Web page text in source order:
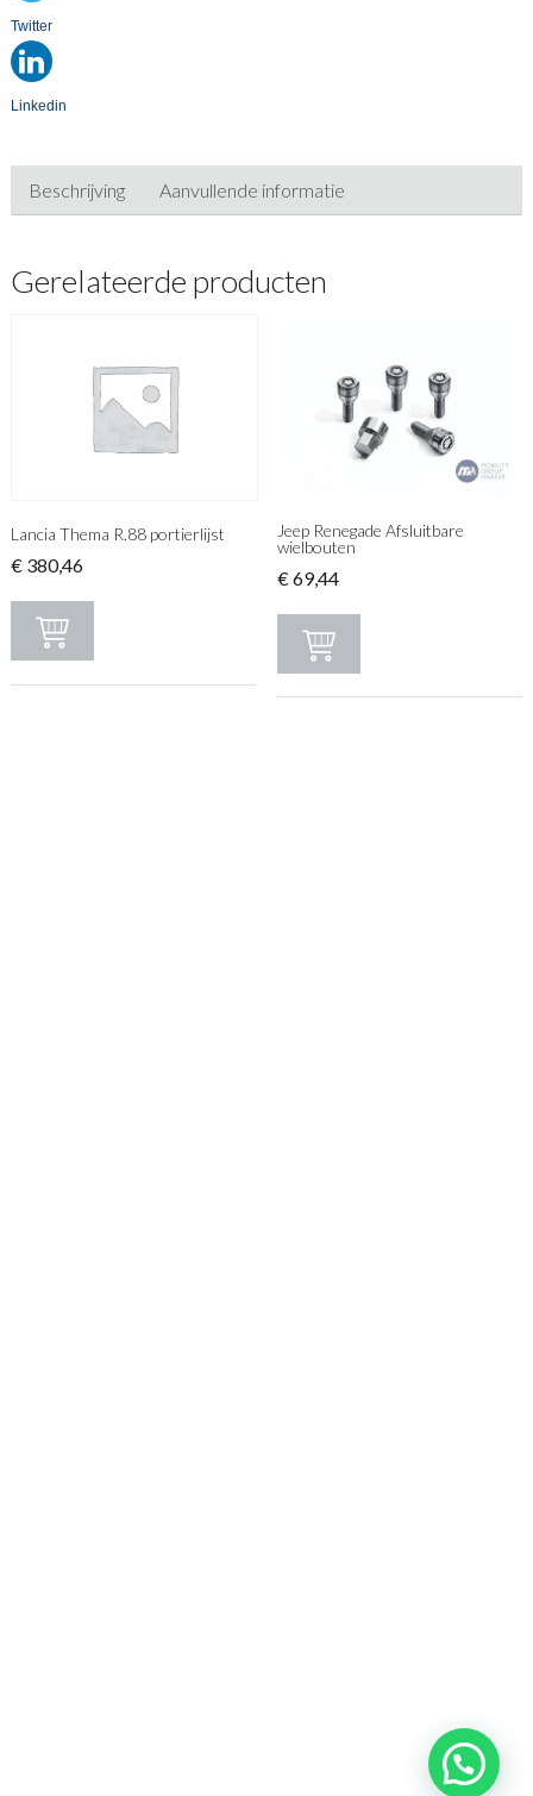
Twitter
Linkedin
Beschrijving Aanvullende informatie
Gerelateerde producten
Lancia Thema R.88 portierlijst
€380,46
Jeep Renegade Afsluitbare
wielbouten
€ 69,44